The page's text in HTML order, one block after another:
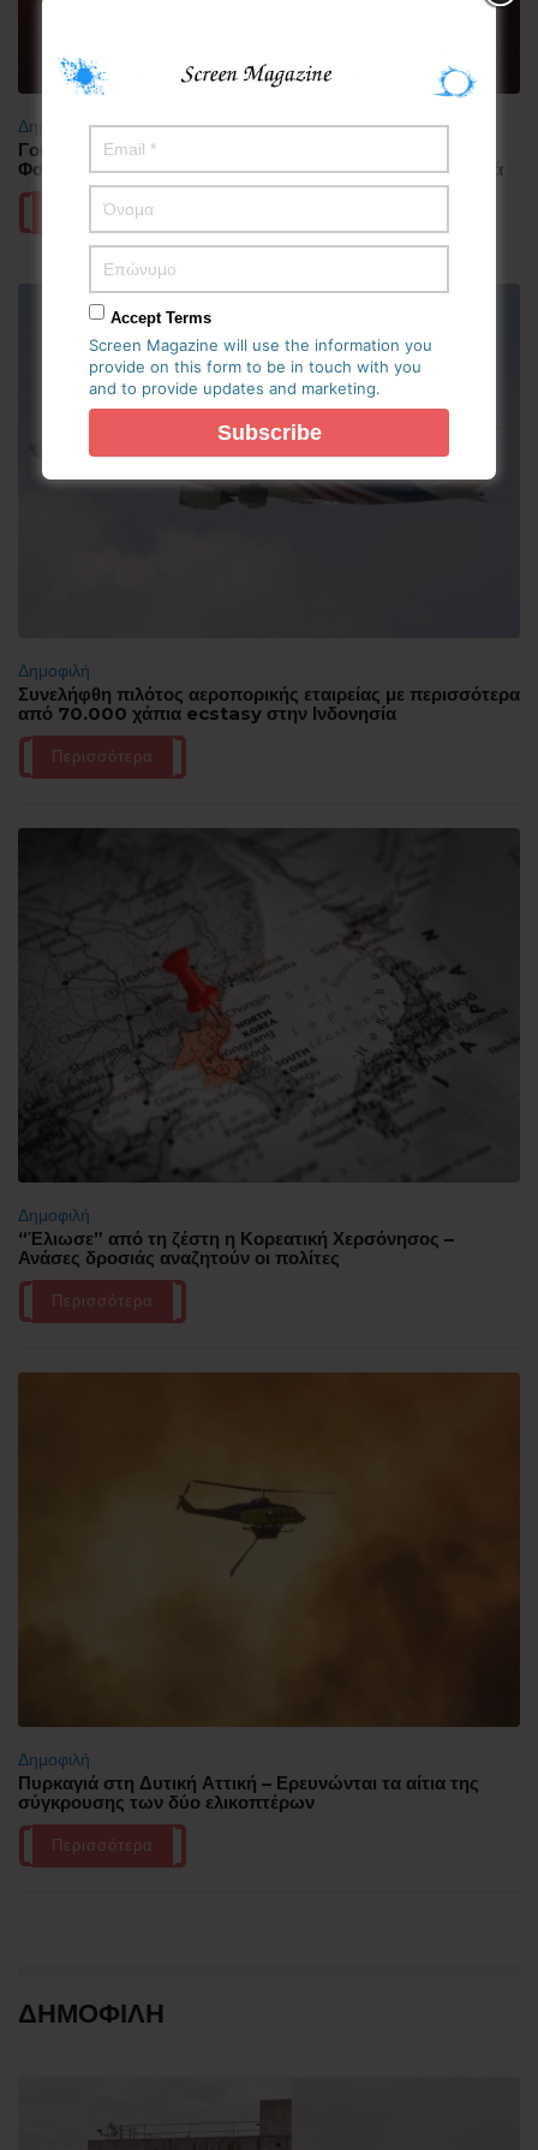
Δημοφιλή
Γουατεμάλα: Σε ύφεση η δραστηριότητα του ηφαιστείου
Φουέγο – 1.700 άνθρωποι απομακρύνθηκαν προληπτικά
Περισσότερα
Δημοφιλή
Συνελήφθη πιλότος αεροπορικής εταιρείας με περισσότερα
από 70.000 χάπια ecstasy στην Ινδονησία
Περισσότερα
Δημοφιλή
“Έλιωσε” από τη ζέστη η Κορεατική Χερσόνησος –
Ανάσες δροσιάς αναζητούν οι πολίτες
Περισσότερα
Δημοφιλή
Πυρκαγιά στη Δυτική Αττική – Ερευνώνται τα αίτια της
σύγκρουσης των δύο ελικοπτέρων
Περισσότερα
ΔΗΜΟΦΙΛΗ
Accept Terms
Screen Magazine will use the information you
provide on this form to be in touch with you
and to provide updates and marketing.